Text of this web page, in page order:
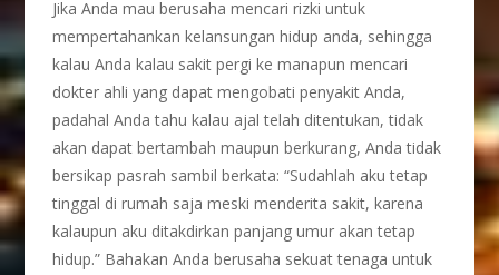
Jika Anda mau berusaha mencari rizki untuk
mempertahankan kelansungan hidup anda, sehingga
kalau Anda kalau sakit pergi ke manapun mencari
dokter ahli yang dapat mengobati penyakit Anda,
padahal Anda tahu kalau ajal telah ditentukan, tidak
akan dapat bertambah maupun berkurang, Anda tidak
bersikap pasrah sambil berkata: “Sudahlah aku tetap
tinggal di rumah saja meski menderita sakit, karena
kalaupun aku ditakdirkan panjang umur akan tetap
hidup.” Bahakan Anda berusaha sekuat tenaga untuk